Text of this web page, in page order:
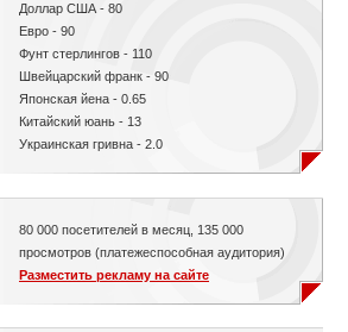
Доллар США - 80
Евро - 90
Фунт стерлингов - 110
Швейцарский франк - 90
Японская йена - 0.65
Китайский юань - 13
Украинская гривна - 2.0
80 000 посетителей в месяц, 135 000
просмотров (платежеспособная аудитория)
Разместить рекламу на сайте